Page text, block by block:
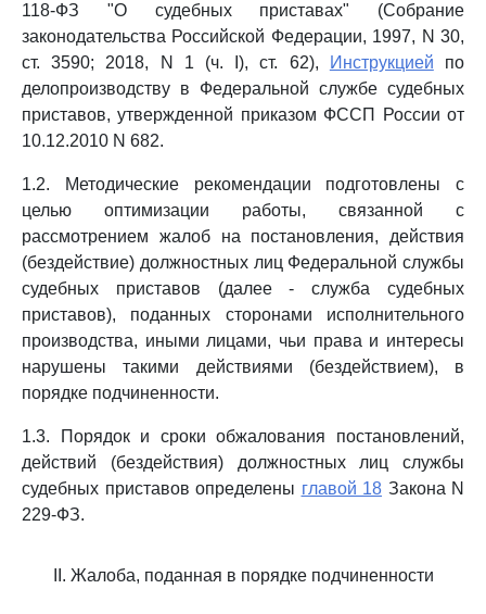
118-ФЗ "О судебных приставах" (Собрание
законодательства Российской Федерации, 1997, N 30,
ст. 3590; 2018, N 1 (ч. I), ст. 62),
Инструкцией по
делопроизводству в Федеральной службе судебных
приставов, утвержденной приказом ФССП России от
10.12.2010 N 682.
1.2. Методические рекомендации подготовлены с
целью оптимизации работы, связанной с
рассмотрением жалоб на постановления, действия
(бездействие) должностных лиц Федеральной службы
судебных приставов (далее - служба судебных
приставов), поданных сторонами исполнительного
производства, иными лицами, чьи права и интересы
нарушены такими действиями (бездействием), в
порядке подчиненности.
1.3. Порядок и сроки обжалования постановлений,
действий (бездействия) должностных лиц службы
судебных приставов определены главой 18 Закона N
229-ФЗ.
II. Жалоба, поданная в порядке подчиненности